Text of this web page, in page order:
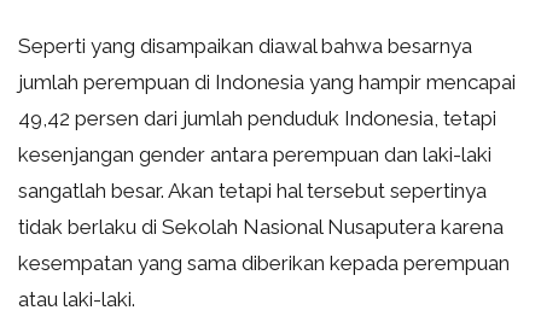
Seperti yang disampaikan diawal bahwa besarnya
jumlah perempuan di Indonesia yang hampir mencapai
49,42 persen dari jumlah penduduk Indonesia, tetapi
kesenjangan gender antara perempuan dan laki-laki
sangatlah besar. Akan tetapi hal tersebut sepertinya
tidak berlaku di Sekolah Nasional Nusaputera karena
kesempatan yang sama diberikan kepada perempuan
atau laki-laki.